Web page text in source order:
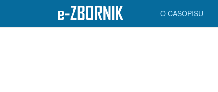
O ČASOPISU